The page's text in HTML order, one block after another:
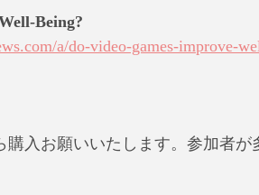
Being?
a/do-video-games-improve-
購入お願いいたします。参加者が